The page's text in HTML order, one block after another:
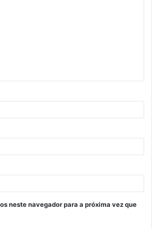
neste navegador para a próxima vez que